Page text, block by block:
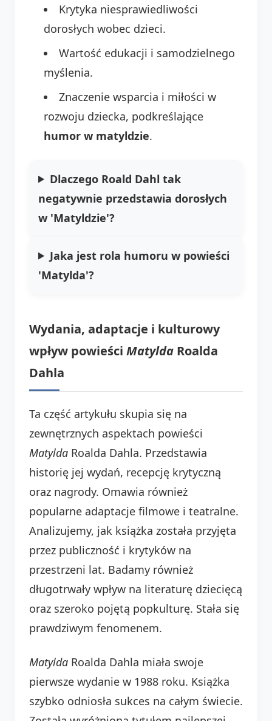
Krytyka niesprawiedliwości
dorosłych wobec dzieci.
Wartość edukacji i samodzielnego
myślenia.
Znaczenie wsparcia i miłości w
rozwoju dziecka, podkreślające
humor w matyldzie.
Dlaczego Roald Dahl tak
negatywnie przedstawia dorosłych
w 'Matyldzie'?
Jaka jest rola humoru w powieści
'Matylda'?
Wydania, adaptacje i kulturowy
wpływ powieści Matylda Roalda
Dahla
Ta część artykułu skupia się na
zewnętrznych aspektach powieści
Matylda Roalda Dahla. Przedstawia
historię jej wydań, recepcję krytyczną
oraz nagrody. Omawia również
popularne adaptacje filmowe i teatralne.
Analizujemy, jak książka została przyjęta
przez publiczność i krytyków na
przestrzeni lat. Badamy również
długotrwały wpływ na literaturę dziecięcą
oraz szeroko pojętą popkulturę. Stała się
prawdziwym fenomenem.
Matylda Roalda Dahla miała swoje
pierwsze wydanie w 1988 roku. Książka
szybko odniosła sukces na całym świecie.